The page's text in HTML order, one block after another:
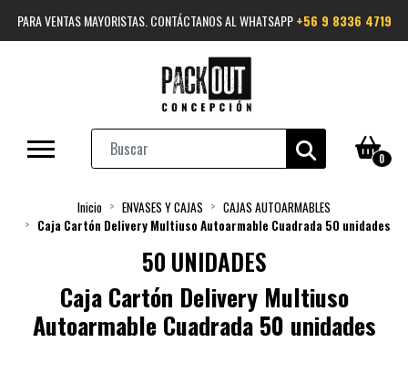
PARA VENTAS MAYORISTAS. CONTÁCTANOS AL WHATSAPP+56 9 8336 4719
0
Inicio ENVASES Y CAJAS
CAJAS AUTOARMABLES
Caja Cartón Delivery Multiuso Autoarmable Cuadrada 50 unidades
50 UNIDADES
Caja Cartón Delivery Multiuso
Autoarmable Cuadrada 50 unidades